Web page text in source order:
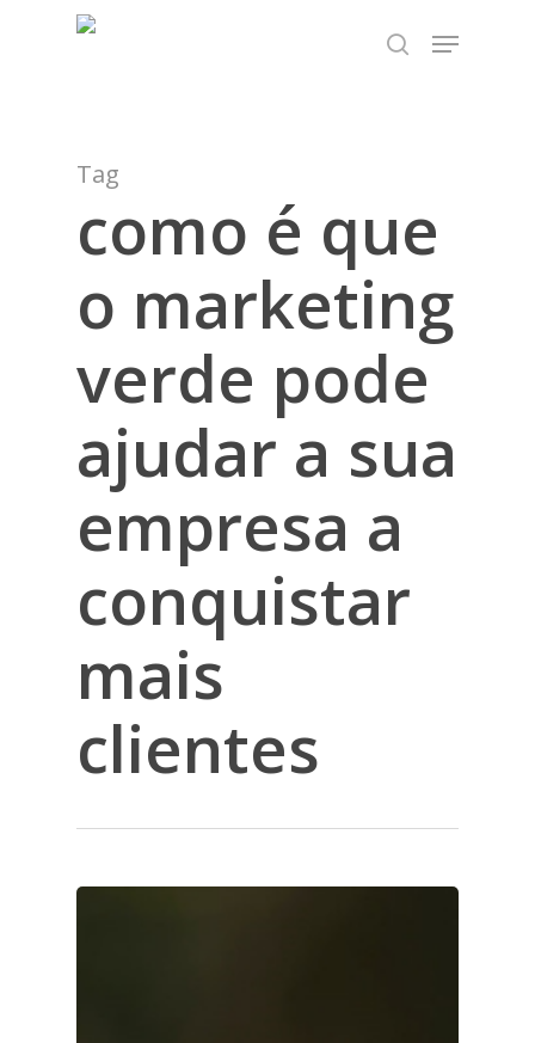
TEST89838
search
Menu
Tag
como é que
o marketing
verde pode
ajudar a sua
empresa a
conquistar
mais
clientes